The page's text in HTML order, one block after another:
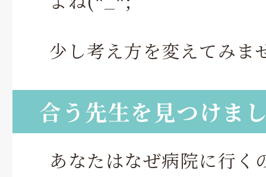
少し考え方を変えてみま
合う先生を見つけま
あなたはなぜ病院に行く